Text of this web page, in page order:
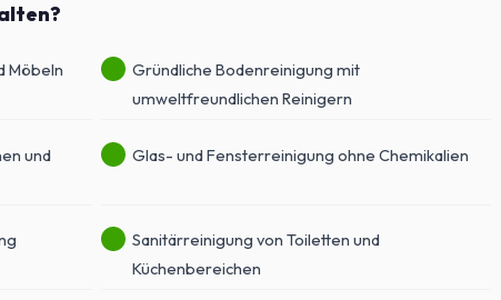
Möbeln
Gründliche Bodenreinigung mit
umweltfreundlichen Reinigern
und
Glas- und Fensterreinigung ohne Chemikalien
Sanitärreinigung von Toiletten und
Küchenbereichen